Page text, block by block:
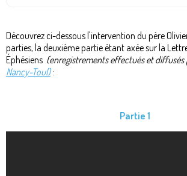
Découvrez ci-dessous l'intervention du père
parties, la deuxième partie étant axée sur la
Éphésiens (enregistrements effectués et diffusés
Nancy-Toul) :
Partie 1